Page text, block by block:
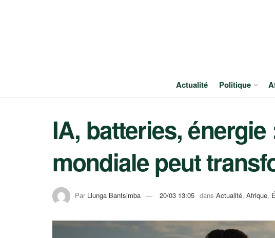
Actualité Politique
IA, batteries,
mondiale peut
Par Llunga Bantsimba 20/03 13:05 dans Actualité, Afrique,